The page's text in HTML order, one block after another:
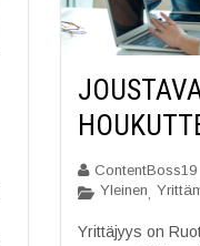
ContentBoss19
Yleinen
Yrittäjyys on